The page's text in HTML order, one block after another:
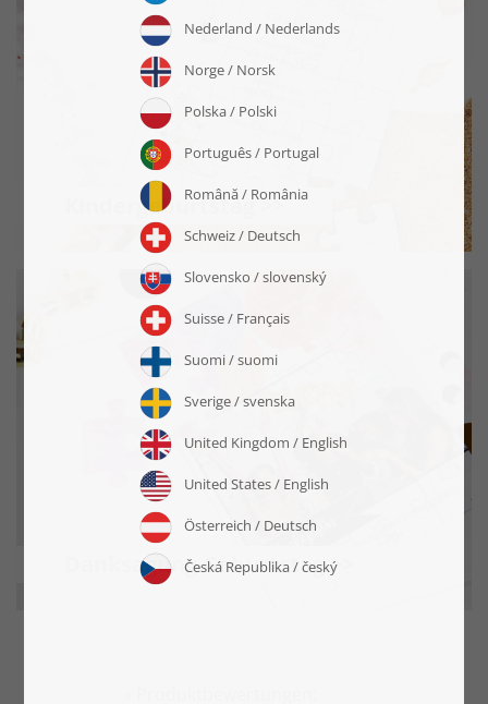
Kindergeburtstag >>
Danksagung Geburtstag >>